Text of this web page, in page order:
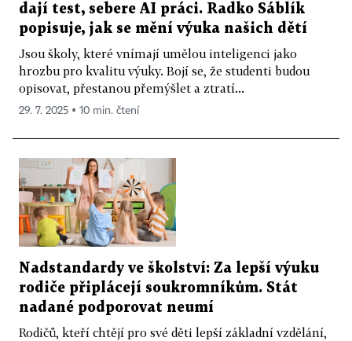
dají test, sebere AI práci. Radko Sáblík
popisuje, jak se mění výuka našich dětí
Jsou školy, které vnímají umělou inteligenci jako
hrozbu pro kvalitu výuky. Bojí se, že studenti budou
opisovat, přestanou přemýšlet a ztratí...
29. 7. 2025 ▪ 10 min. čtení
Nadstandardy ve školství: Za lepší výuku
rodiče připlácejí soukromníkům. Stát
nadané podporovat neumí
Rodičů, kteří chtějí pro své děti lepší základní vzdělání,